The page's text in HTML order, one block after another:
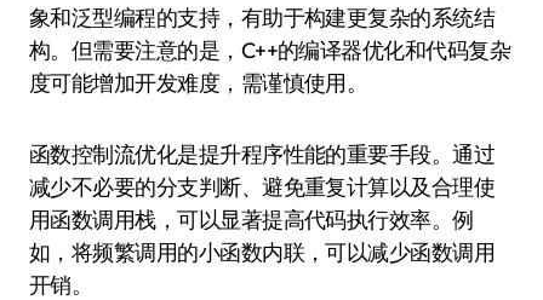
象和泛型编程的支持，有助于构建更复杂的系统结
构。但需要注意的是，C++的编译器优化和代码复杂
度可能增加开发难度，需谨慎使用。
函数控制流优化是提升程序性能的重要手段。通过
减少不必要的分支判断、避免重复计算以及合理使
用函数调用栈，可以显著提高代码执行效率。例
如，将频繁调用的小函数内联，可以减少函数调用
开销。